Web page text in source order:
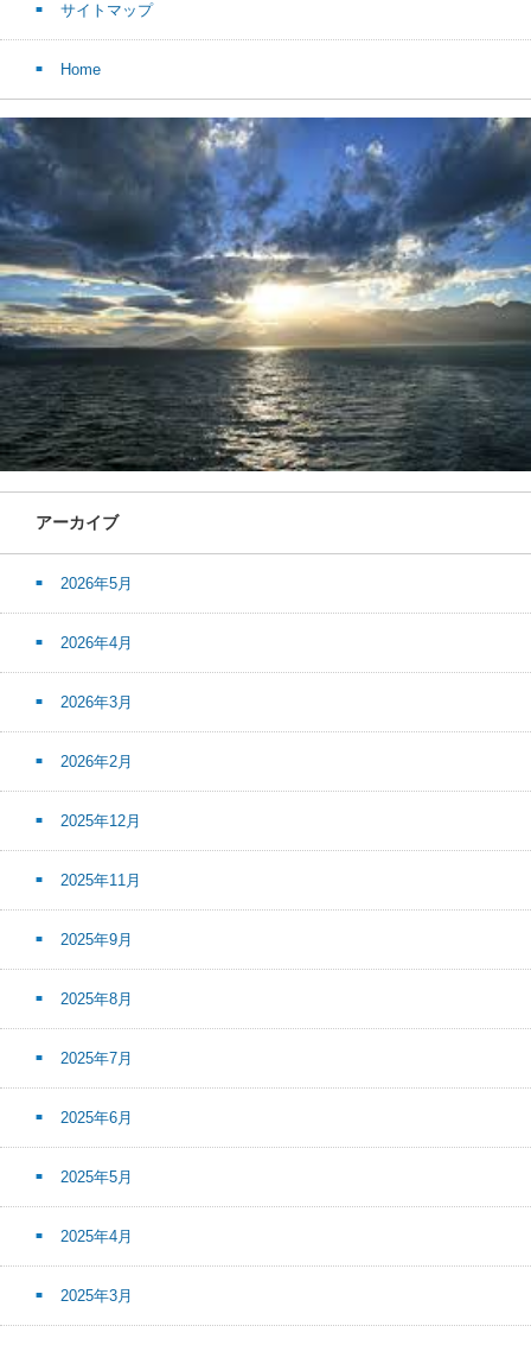
サイトマップ
Home
アーカイブ
2026年5月
2026年4月
2026年3月
2026年2月
2025年12月
2025年11月
2025年9月
2025年8月
2025年7月
2025年6月
2025年5月
2025年4月
2025年3月